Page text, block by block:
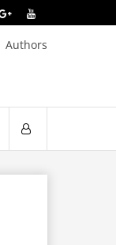
Authors